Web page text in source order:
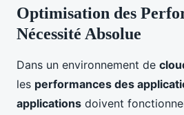
Optimisation des
Nécessité Absolue
Dans un environnement de
les performances des
applications doivent